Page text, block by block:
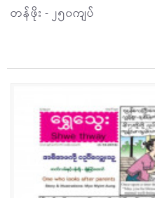
တန်ဖိုး - ၂၅၀ကျပ်